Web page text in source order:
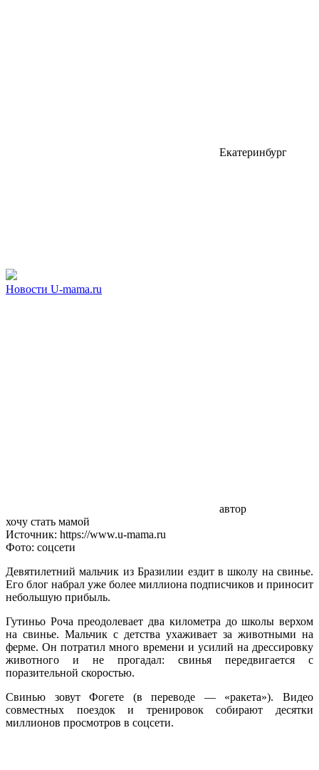
Екатеринбург
Новости U-mama.ru
автор
хочу стать мамой
Источник: https://www.u-mama.ru
Фото: соцсети
Девятилетний мальчик из Бразилии ездит в школу на свинье.
Его блог набрал уже более миллиона подписчиков и приносит
небольшую прибыль.
Гутиньо Роча преодолевает два километра до школы верхом
на свинье. Мальчик с детства ухаживает за животными на
ферме. Он потратил много времени и усилий на дрессировку
животного и не прогадал: свинья передвигается с
поразительной скоростью.
Свинью зовут Фогете (в переводе — «ракета»). Видео
совместных поездок и тренировок собирают десятки
миллионов просмотров в соцсети.